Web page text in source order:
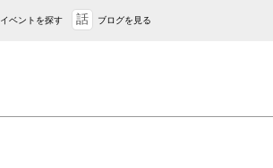
イベントを探す 話 ブログを見る